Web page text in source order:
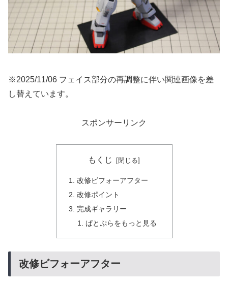
※2025/11/06 フェイス部分の再調整に伴い関連画像を差
し替えています。
スポンサーリンク
もくじ
改修ビフォーアフター
改修ポイント
完成ギャラリー
ぱとぷらをもっと見る
改修ビフォーアフター